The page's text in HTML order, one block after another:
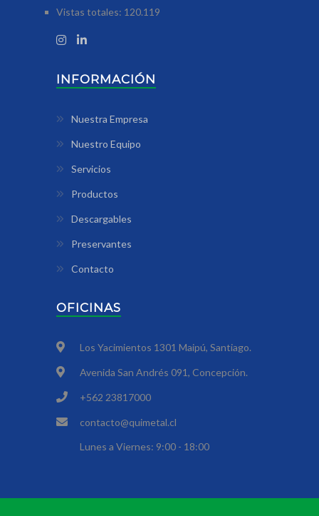
Vistas totales: 120.119
INFORMACIÓN
Nuestra Empresa
Nuestro Equipo
Servicios
Productos
Descargables
Preservantes
Contacto
OFICINAS
Los Yacimientos 1301 Maipú, Santiago.
Avenida San Andrés 091, Concepción.
+562 23817000
contacto@quimetal.cl
Lunes a Viernes: 9:00 - 18:00